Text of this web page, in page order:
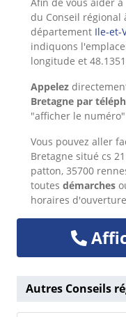
Afin de vous aider
du Conseil régional
département Ile-et-
indiquons
longitude et
Appelez
Bretagne par
"afficher le
Vous pouvez aller
Bretagne situé cs
patton, 35700
toutes démarches
horaires
Autres Conseils